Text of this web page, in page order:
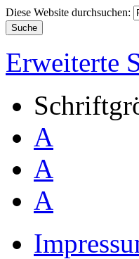
Diese Website durchsuchen:
Erweiterte
A
A
A